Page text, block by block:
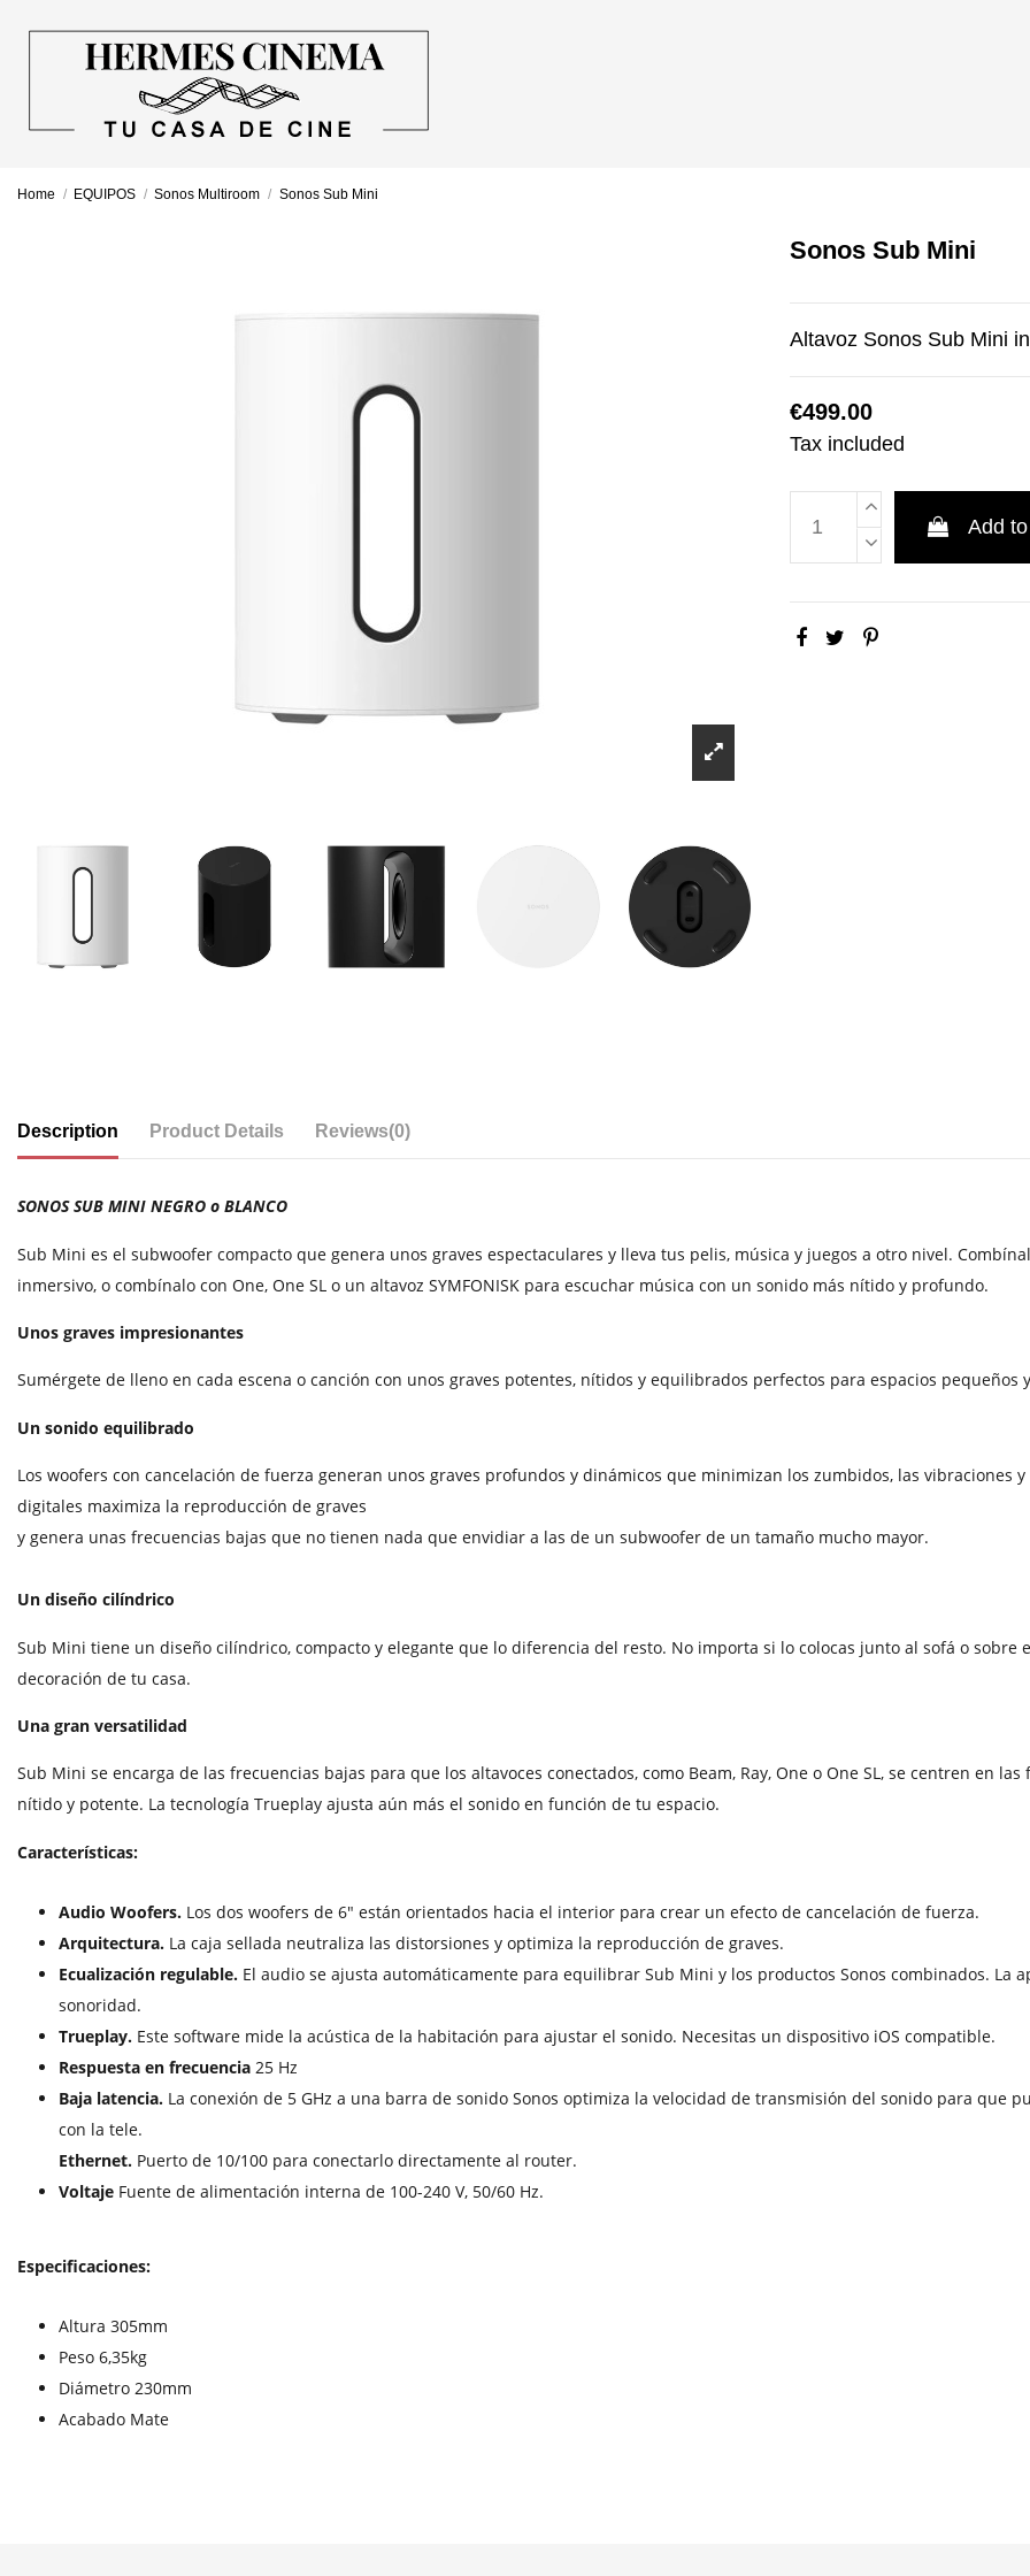
Home EQUIPOS Sonos Multiroom Sonos Sub Mini
Sonos Sub Mini
Altavoz Sonos Sub Mini
€499.00
Tax included
Add
Description Product Details Reviews(0)
SONOS SUB MINI NEGRO o BLANCO
Sub Mini es el subwoofer compacto que genera unos graves espectaculares y lleva tus pelis, música y juegos a otro nivel.
inmersivo, o combínalo con One, One SL o un altavoz SYMFONISK para escuchar música con un sonido más nítido y profundo.
Unos graves impresionantes
Sumérgete de lleno en cada escena o canción con unos graves potentes, nítidos y equilibrados perfectos para espacios pequeños
Un sonido equilibrado
Los woofers con cancelación de fuerza generan unos graves profundos y dinámicos que minimizan los zumbidos, las vibraciones
digitales maximiza la reproducción de graves
y genera unas frecuencias bajas que no tienen nada que envidiar a las de un subwoofer de un tamaño mucho mayor.
Un diseño cilíndrico
Sub Mini tiene un diseño cilíndrico, compacto y elegante que lo diferencia del resto. No importa si lo colocas junto al sofá o
decoración de tu casa.
Una gran versatilidad
Sub Mini se encarga de las frecuencias bajas para que los altavoces conectados, como Beam, Ray, One o One SL, se centren en
nítido y potente. La tecnología Trueplay ajusta aún más el sonido en función de tu espacio.
Características:
Audio Woofers. Los dos woofers de 6" están orientados hacia el interior para crear un efecto de cancelación de fuerza.
Arquitectura. La caja sellada neutraliza las distorsiones y optimiza la reproducción de graves.
Ecualización regulable. El audio se ajusta automáticamente para equilibrar Sub Mini y los productos Sonos combinados. La
sonoridad.
Trueplay. Este software mide la acústica de la habitación para ajustar el sonido. Necesitas un dispositivo iOS compatible.
Respuesta en frecuencia 25 Hz
Baja latencia. La conexión de 5 GHz a una barra de sonido Sonos optimiza la velocidad de transmisión del sonido para
con la tele.
Ethernet. Puerto de 10/100 para conectarlo directamente al router.
Voltaje Fuente de alimentación interna de 100-240 V, 50/60 Hz.
Especificaciones:
Altura 305mm
Peso 6,35kg
Diámetro 230mm
Acabado Mate